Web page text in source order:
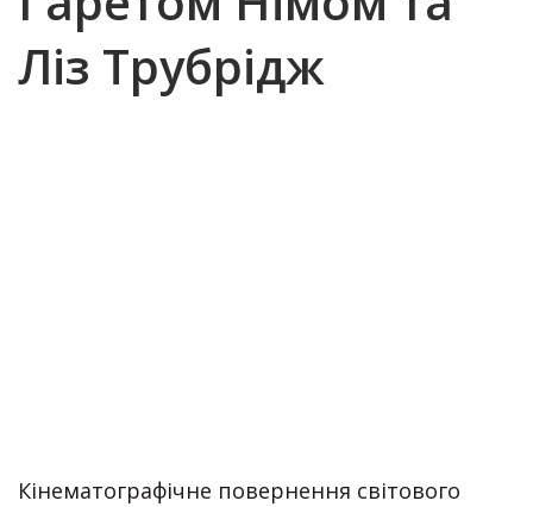
Ліз Трубрідж
Кінематографічне повернення світового